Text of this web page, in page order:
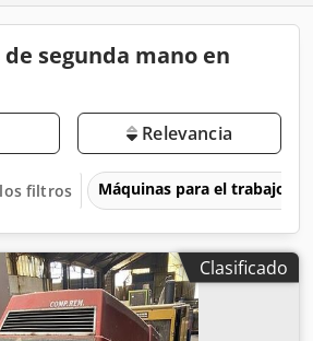
segunda mano en
Relevancia
filtros Máquinas para el trabajo
Clasificado